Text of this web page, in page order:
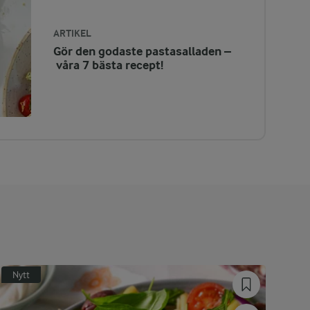
ARTIKEL
Gör den godaste pastasalladen –
våra 7 bästa recept!
Nytt